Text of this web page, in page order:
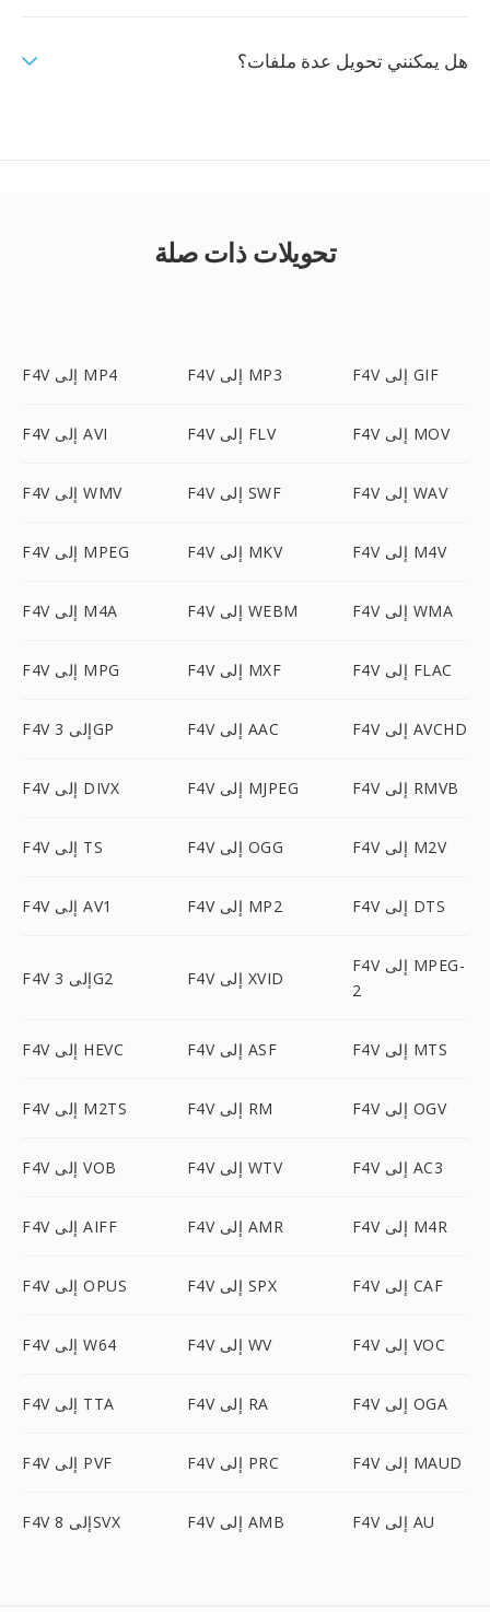
هل يمكنني تحويل عدة ملفات؟
تحويلات ذات صلة
F4V إلى MP4 F4V إلى MP3 F4V إلى GIF
F4V إلى AVI F4V إلى FLV F4V إلى MOV
F4V إلى WMV F4V إلى SWF F4V إلى WAV
F4V إلى MPEG F4V إلى MKV F4V إلى M4V
F4V إلى M4A F4V إلى WEBM F4V إلى WMA
F4V إلى MPG F4V إلى MXF F4V إلى FLAC
F4V إلى 3GP F4V إلى AAC F4V إلى AVCHD
F4V إلى DIVX F4V إلى MJPEG F4V إلى RMVB
F4V إلى TS F4V إلى OGG F4V إلى M2V
F4V إلى AV1 F4V إلى MP2 F4V إلى DTS
F4V إلى 3G2 F4V إلى XVID
F4V إلى MPEG-
2
F4V إلى HEVC F4V إلى ASF F4V إلى MTS
F4V إلى M2TS F4V إلى RM F4V إلى OGV
F4V إلى VOB F4V إلى WTV F4V إلى AC3
F4V إلى AIFF F4V إلى AMR F4V إلى M4R
F4V إلى OPUS F4V إلى SPX F4V إلى CAF
F4V إلى W64 F4V إلى WV F4V إلى VOC
F4V إلى TTA F4V إلى RA F4V إلى OGA
F4V إلى PVF F4V إلى PRC F4V إلى MAUD
F4V إلى 8SVX F4V إلى AMB F4V إلى AU